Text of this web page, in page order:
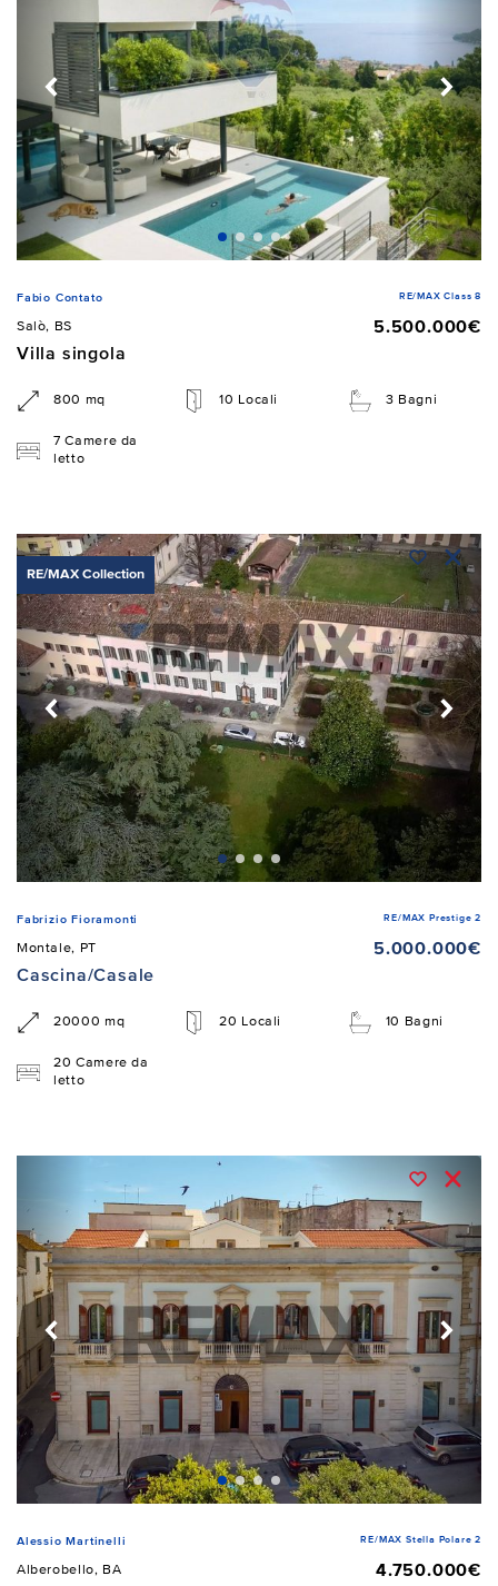
Fabio Contato RE/MAX Class 8
Salò, BS
5.500.000€
Villa singola
800 mq 10 Locali 3 Bagni
7 Camere da
letto
RE/MAX Collection
Fabrizio Fioramonti RE/MAX Prestige 2
Montale, PT
5.000.000€
Cascina/Casale
20000 mq 20 Locali 10 Bagni
20 Camere da
letto
Alessio Martinelli RE/MAX Stella Polare 2
Alberobello, BA
4.750.000€